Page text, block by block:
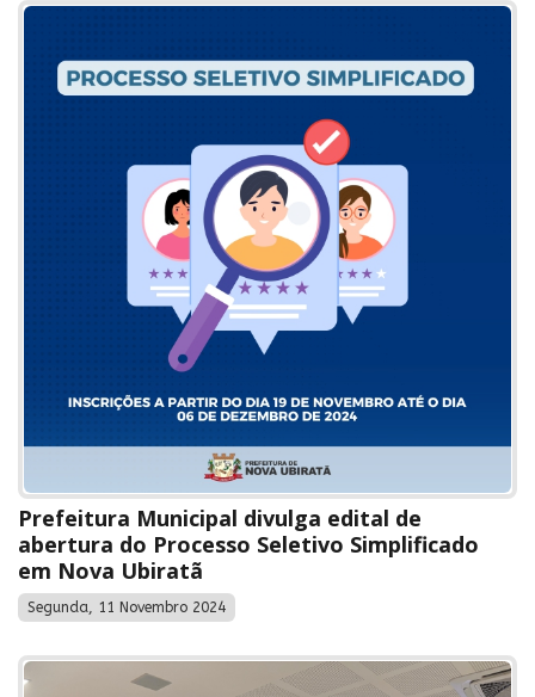
Prefeitura Municipal divulga edital de
abertura do Processo Seletivo Simplificado
em Nova Ubiratã
Segunda, 11 Novembro 2024